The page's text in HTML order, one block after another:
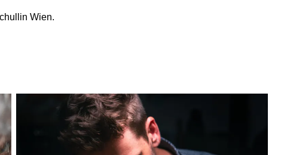
Wien.